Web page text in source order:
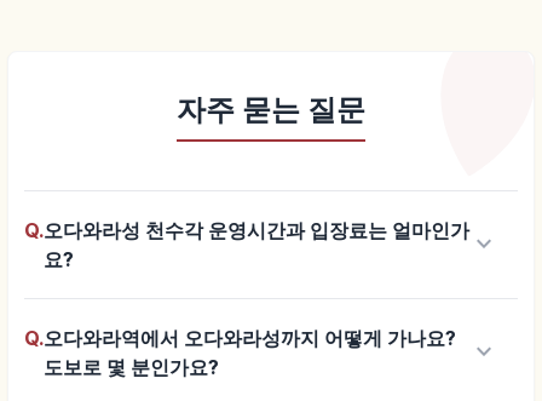
자주 묻는 질문
Q.오다와라성 천수각 운영시간과 입장료는 얼마인가
요?
keyboard_arrow_down
Q.오다와라역에서 오다와라성까지 어떻게 가나요?
도보로 몇 분인가요?
keyboard_arrow_down